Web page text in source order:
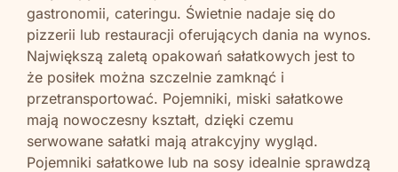
gastronomii, cateringu. Świetnie nadaje się do
pizzerii lub restauracji oferujących dania na wynos.
Największą zaletą opakowań sałatkowych jest to
że posiłek można szczelnie zamknąć i
przetransportować. Pojemniki, miski sałatkowe
mają nowoczesny kształt, dzięki czemu
serwowane sałatki mają atrakcyjny wygląd.
Pojemniki sałatkowe lub na sosy idealnie sprawdzą